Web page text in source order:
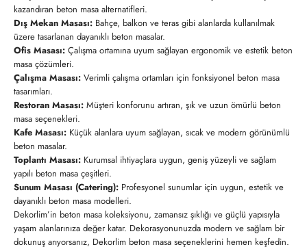
kazandıran beton masa alternatifleri.
Dış Mekan Masası: Bahçe, balkon ve teras gibi alanlarda kullanılmak
üzere tasarlanan dayanıklı beton masalar.
Ofis Masası: Çalışma ortamına uyum sağlayan ergonomik ve estetik beton
masa çözümleri.
Çalışma Masası: Verimli çalışma ortamları için fonksiyonel beton masa
tasarımları.
Restoran Masası: Müşteri konforunu artıran, şık ve uzun ömürlü beton
masa seçenekleri.
Kafe Masası: Küçük alanlara uyum sağlayan, sıcak ve modern görünümlü
beton masalar.
Toplantı Masası: Kurumsal ihtiyaçlara uygun, geniş yüzeyli ve sağlam
yapılı beton masa çeşitleri.
Sunum Masası (Catering): Profesyonel sunumlar için uygun, estetik ve
dayanıklı beton masa modelleri.
Dekorlim’in beton masa koleksiyonu, zamansız şıklığı ve güçlü yapısıyla
yaşam alanlarınıza değer katar. Dekorasyonunuzda modern ve sağlam bir
dokunuş arıyorsanız, Dekorlim beton masa seçeneklerini hemen keşfedin.